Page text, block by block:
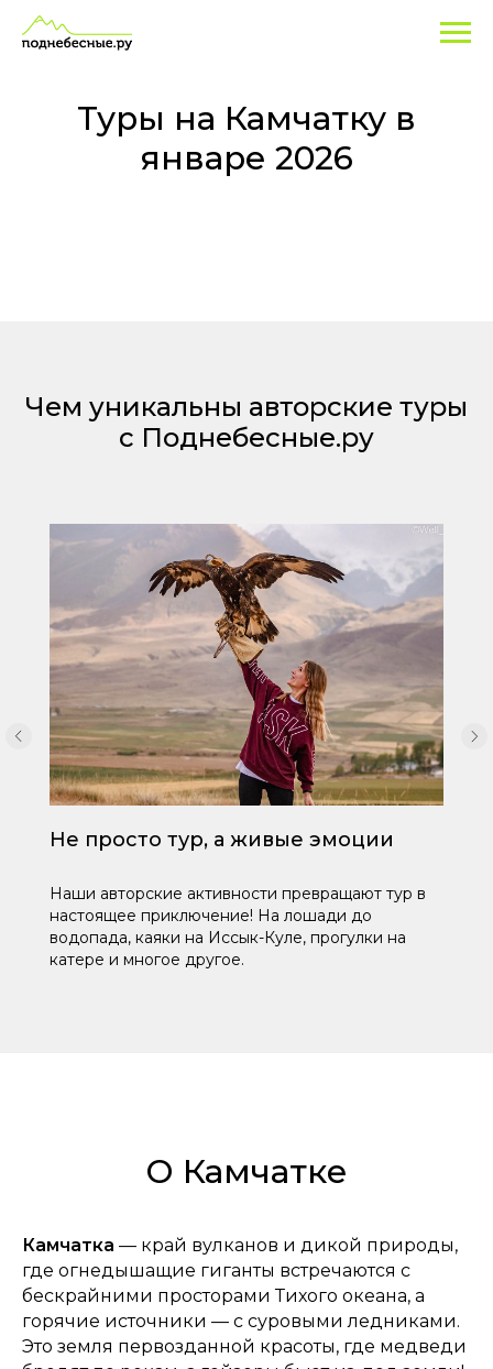
Туры
на
Камчатку
Экскурсионные
программы
Туры на Камчатку в
январе 2026
Чем уникальны авторские туры
с Поднебесные.ру
Не просто тур, а живые эмоции
Наши авторские активности превращают тур в
настоящее приключение! На лошади до
водопада, каяки на Иссык-Куле, прогулки на
катере и многое другое.
О Камчатке
Камчатка — край вулканов и дикой природы,
где огнедышащие гиганты встречаются с
бескрайними просторами Тихого океана, а
горячие источники — с суровыми ледниками.
Это земля первозданной красоты, где медведи